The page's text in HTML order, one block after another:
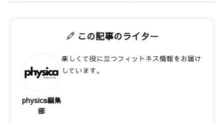
この記事のライター
physica編集
部
楽しくて役に立つフィットネス情報をお届け
しています。